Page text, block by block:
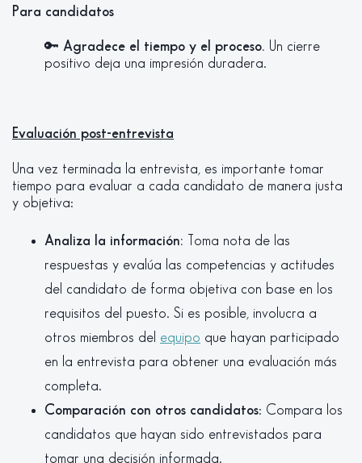
Para candidatos
🔑 Agradece el tiempo y el proceso. Un cierre
positivo deja una impresión duradera.
Evaluación post-entrevista
Una vez terminada la entrevista, es importante tomar
tiempo para evaluar a cada candidato de manera justa
y objetiva:
Analiza la información: Toma nota de las
respuestas y evalúa las competencias y actitudes
del candidato de forma objetiva con base en los
requisitos del puesto. Si es posible, involucra a
otros miembros del equipo que hayan participado
en la entrevista para obtener una evaluación más
completa.
Comparación con otros candidatos: Compara los
candidatos que hayan sido entrevistados para
tomar una decisión informada.